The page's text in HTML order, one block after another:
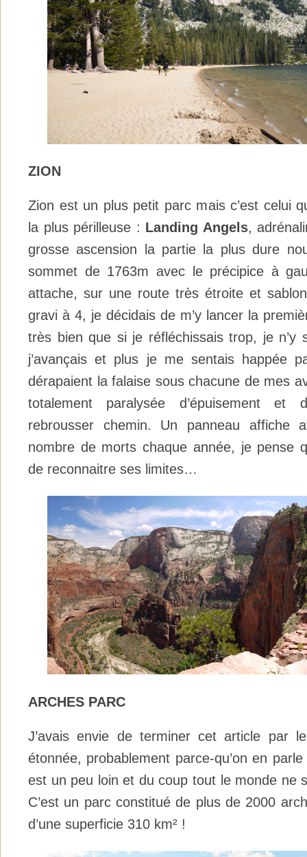
ZION
Zion est un plus petit parc mais c’est celui
la plus périlleuse : Landing Angels,
grosse ascension la partie la plus dure
sommet de 1763m avec le précipice à
attache, sur une route très étroite et
gravi à 4, je décidais de m’y lancer la
très bien que si je réfléchissais trop, je n’y
j’avançais et plus je me sentais happée
dérapaient la falaise sous chacune de mes
totalement paralysée d’épuisement
rebrousser chemin. Un panneau affiche
nombre de morts chaque année, je pense
de reconnaitre ses limites…
ARCHES PARC
J’avais envie de terminer cet article par
étonnée, probablement parce-qu’on en
est un peu loin et du coup tout le monde ne
C’est un parc constitué de plus de 2000
d’une superficie 310 km² !